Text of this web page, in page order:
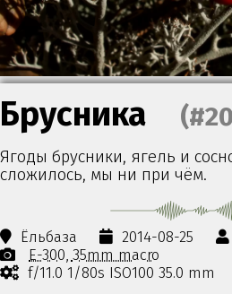
Брусника
Ягоды брусники, ягель и
сложилось, мы ни при чём.
Ёльбаза 2014-08-25
E-300 35mm macro
f/11.0 1/80s ISO100 35.0 mm